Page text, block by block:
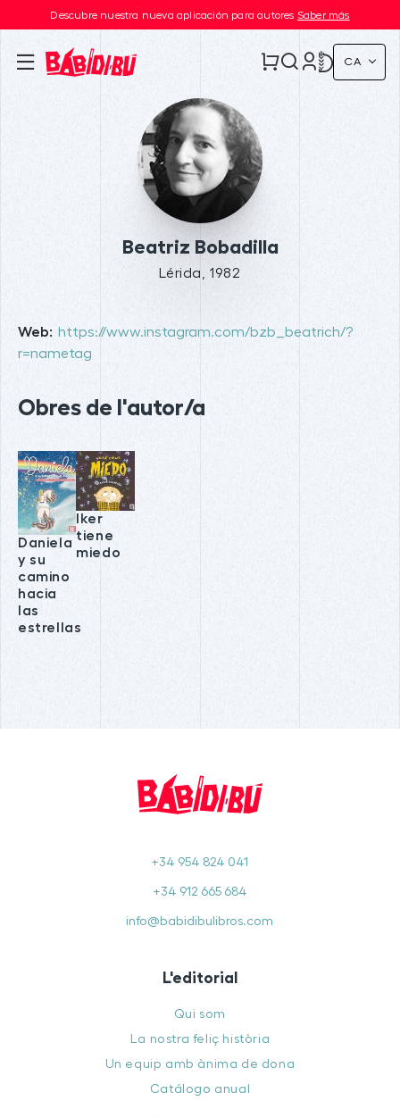
Descubre nuestra nueva aplicación para autores Saber más
CA
Beatriz Bobadilla
Lérida, 1982
Web: https://www.instagram.com/bzb_beatrich/?
r=nametag
Obres de l'autor/a
Daniela
y su
camino
hacia
las
estrellas
Iker
tiene
miedo
+34 954 824 041
+34 912 665 684
info@babidibulibros.com
L'editorial
Qui som
La nostra feliç història
Un equip amb ànima de dona
Catálogo anual